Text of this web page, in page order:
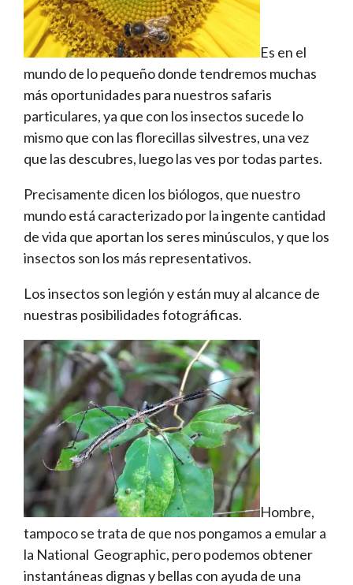
Es en el
mundo de lo pequeño donde tendremos muchas
más oportunidades para nuestros safaris
particulares, ya que con los insectos sucede lo
mismo que con las florecillas silvestres, una vez
que las descubres, luego las ves por todas partes.
Precisamente dicen los biólogos, que nuestro
mundo está caracterizado por la ingente cantidad
de vida que aportan los seres minúsculos, y que los
insectos son los más representativos.
Los insectos son legión y están muy al alcance de
nuestras posibilidades fotográficas.
Hombre,
tampoco se trata de que nos pongamos a emular a
la National Geographic, pero podemos obtener
instantáneas dignas y bellas con ayuda de una